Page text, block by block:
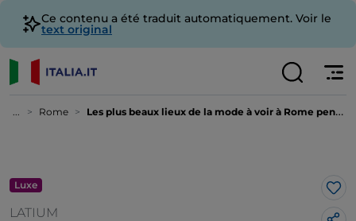
Ce contenu a été traduit automatiquement. Voir le
text original
... Rome Les plus beaux lieux de la mode à voir à Rome pendant la semaine de la haute couture
Luxe
LATIUM